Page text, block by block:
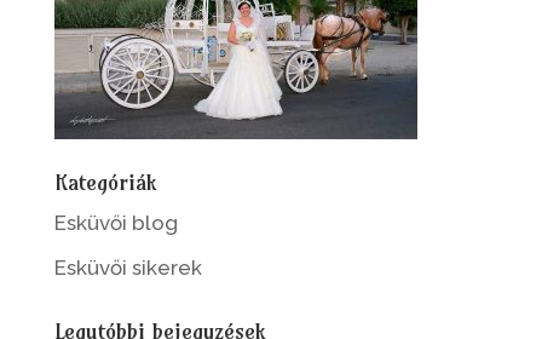
Kategóriák
Esküvői blog
Esküvői sikerek
Legutóbbi bejegyzések